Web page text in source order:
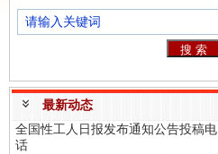
最新动态
全国性工人日报发布通知公告投稿电
话